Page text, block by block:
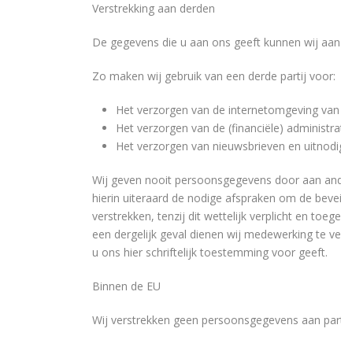
Verstrekking aan derden
De gegevens die u aan ons geeft kunnen wij
Zo maken wij gebruik van een derde partij voor:
Het verzorgen van de internetomgeving
Het verzorgen van de (financiële)
Het verzorgen van nieuwsbrieven en
Wij geven nooit persoonsgegevens door aan
hierin uiteraard de nodige afspraken om de
verstrekken, tenzij dit wettelijk verplicht en
een dergelijk geval dienen wij medewerking te
u ons hier schriftelijk toestemming voor geeft.
Binnen de EU
Wij verstrekken geen persoonsgegevens aan